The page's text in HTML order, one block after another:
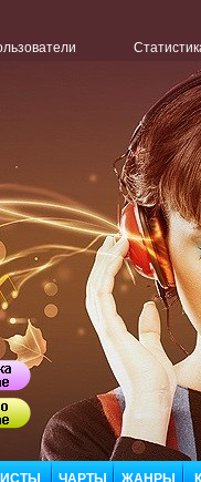
ЧАРТЫ ЖАНРЫ